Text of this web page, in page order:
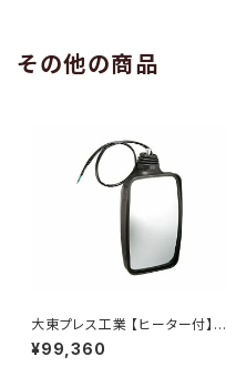
その他の商品
大東プレス工業 【ヒーター付】ハ
イウェイミラー リモコン+ヒータ
ー付 DI-6021CXE
¥99,360